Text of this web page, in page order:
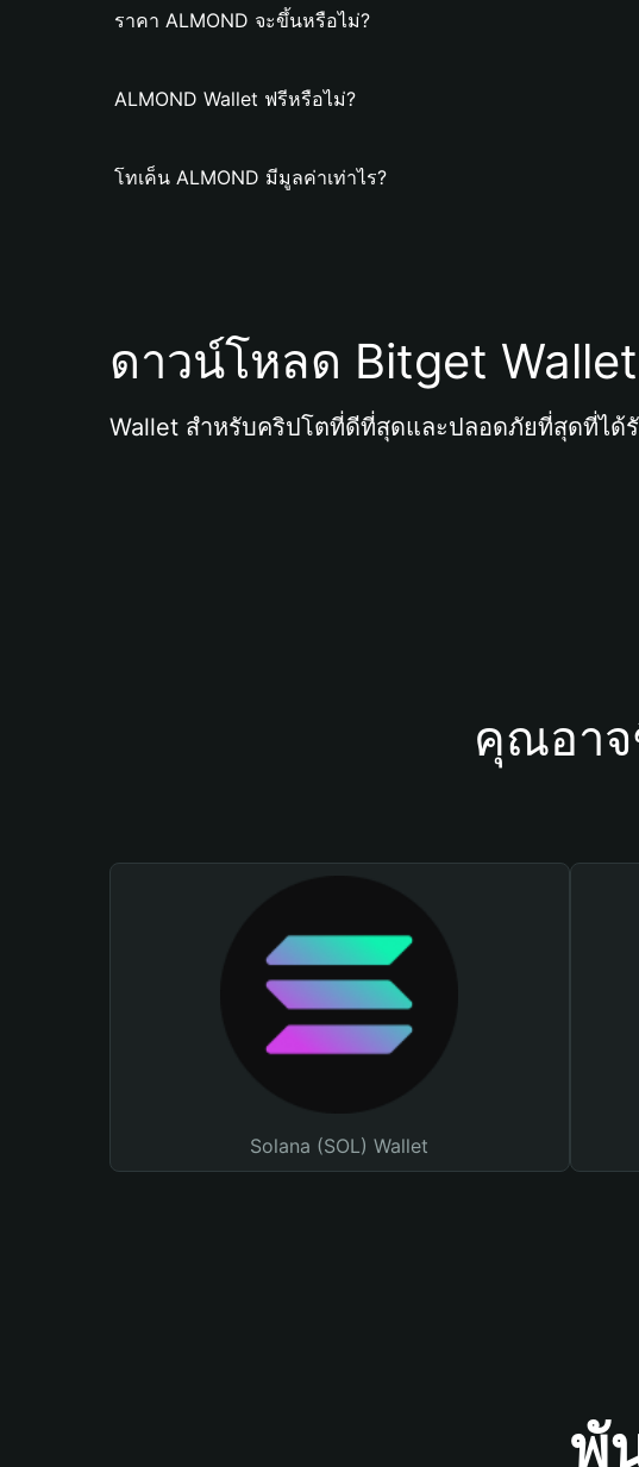
ราคา ALMOND จะขึ้นหรือไม่?
ALMOND Wallet ฟรีหรือไม่?
โทเค็น ALMOND มีมูลค่าเท่าไร?
ดาวน์โหลด Bitget Wallet
Wallet สำหรับคริปโตที่ดีที่สุดและปลอดภัยที่สุดที่ได้
คุณอาจ
Solana (SOL) Wallet
พั